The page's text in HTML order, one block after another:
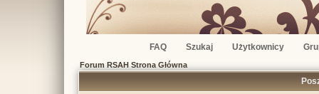
FAQ Szukaj Użytkownicy
Forum RSAH Strona Główna